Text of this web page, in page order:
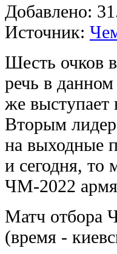
Добавлено:
Источник:
Шесть очков
речь в
же выступает
Вторым
на выходные
и сегодня, то
ЧМ-2022
Матч отбора
(время -